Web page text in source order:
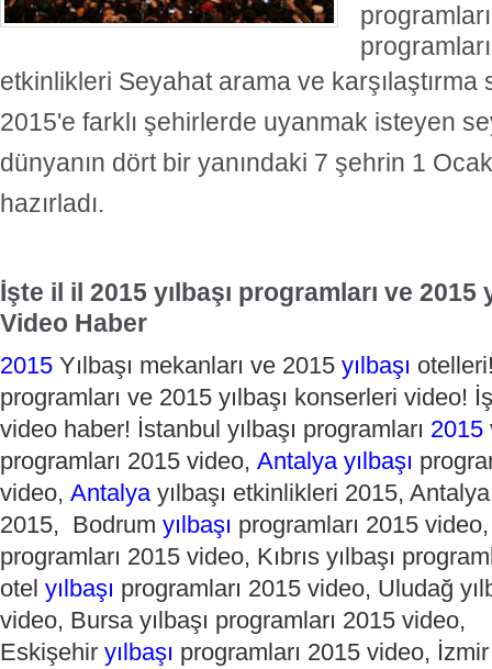
etkinlikleri Seyahat arama ve karşılaştırma
2015'e farklı şehirlerde uyanmak isteyen
dünyanın dört bir yanındaki 7 şehrin 1
hazırladı.
İşte il il 2015 yılbaşı programları ve 2015
Video Haber
2015 Yılbaşı mekanları ve 2015 yılbaşı
programları ve 2015 yılbaşı konserleri video!
video haber! İstanbul yılbaşı programları 2015
programları 2015 video, Antalya yılbaşı
video, Antalyayılbaşı etkinlikleri 2015,
2015, Bodrum yılbaşı programları 2015
programları 2015 video, Kıbrıs yılbaşı
otel yılbaşı programları 2015 video, Uludağ
video, Bursa yılbaşı programları 2015 video,
Eskişehir yılbaşı programları 2015 video,